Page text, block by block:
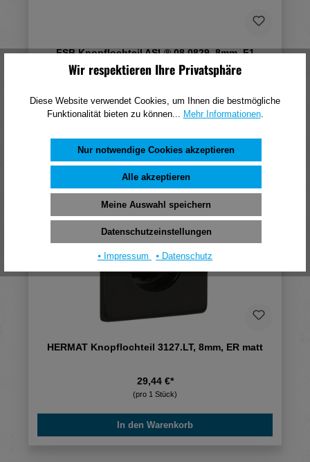
FSB Knopflochteil ASL® 08 0829, 8mm, F1
eloxiert
38,09 €*
(pro 1 Stück)
HERMAT Knopflochteil 3127.LT, 8mm, ER matt
29,44 €*
(pro 1 Stück)
In den Warenkorb
Wir respektieren Ihre Privatsphäre
Diese Website verwendet Cookies, um Ihnen die bestmögliche
Funktionalität bieten zu können... Mehr Informationen.
Nur notwendige Cookies akzeptieren
Alle akzeptieren
Meine Auswahl speichern
Datenschutzeinstellungen
⦁ Impressum ⦁ Datenschutz